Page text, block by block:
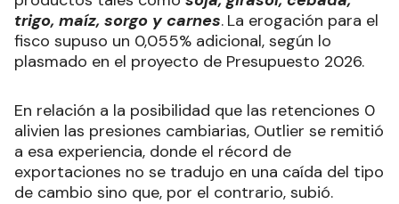
trigo, maíz, sorgo y carnes. La erogación para el
fisco supuso un 0,055% adicional, según lo
plasmado en el proyecto de Presupuesto 2026.
En relación a la posibilidad que las retenciones 0
alivien las presiones cambiarias, Outlier se remitió
a esa experiencia, donde el récord de
exportaciones no se tradujo en una caída del tipo
de cambio sino que, por el contrario, subió.